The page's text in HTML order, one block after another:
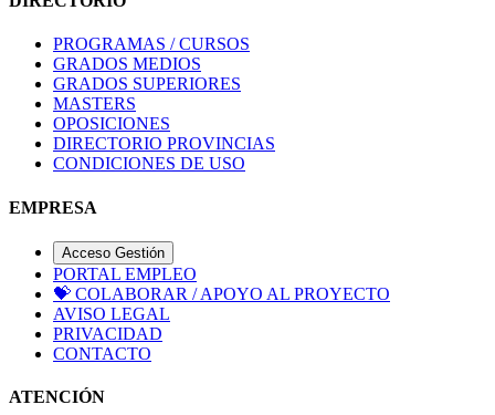
PROGRAMAS / CURSOS
GRADOS MEDIOS
GRADOS SUPERIORES
MASTERS
OPOSICIONES
DIRECTORIO PROVINCIAS
CONDICIONES DE USO
EMPRESA
Acceso Gestión
PORTAL EMPLEO
💝 COLABORAR / APOYO AL PROYECTO
AVISO LEGAL
PRIVACIDAD
CONTACTO
ATENCIÓN